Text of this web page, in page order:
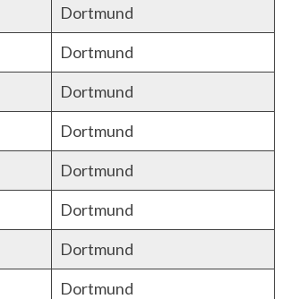
Dortmund
Dortmund
Dortmund
Dortmund
Dortmund
Dortmund
Dortmund
Dortmund